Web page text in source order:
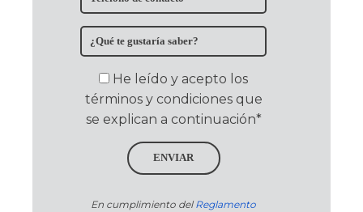
He leído y acepto los
términos y condiciones que
se explican a continuación*
ENVIAR
En cumplimiento delReglamento